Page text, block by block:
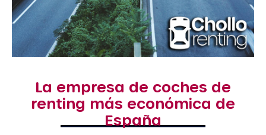
La empresa de coches de
renting más económica de
España